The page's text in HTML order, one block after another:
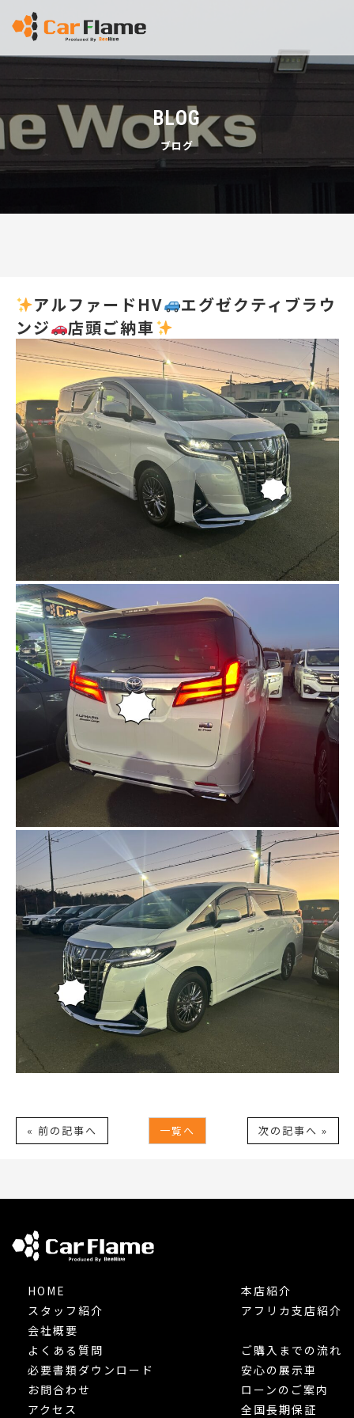
BLOG
ブログ
アルファードHV
エグゼクティブラウ
ンジ
店頭ご納車
« 前の記事へ 一覧へ 次の記事へ »
HOME
スタッフ紹介
会社概要
本店紹介
アフリカ支店紹介
よくある質問
必要書類ダウンロード
お問合わせ
アクセス
ご購入までの流れ
安心の展示車
ローンのご案内
全国長期保証